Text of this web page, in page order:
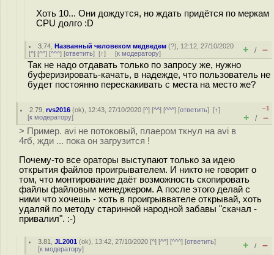
Хоть 10... Они дождутся, но ждать придётся по меркам
CPU долго :D
3.74 ,Названный человеком медведем (?), 12:12, 27/10/2020
[^] [^^] [^^^] [ответить] [↑] [к модератору] + / –
Так не надо отдавать только по запросу же, нужно
буферизировать-качать, в надежде, что пользователь не
будет постоянно перескакивать с места на место же?
2.79 ,rvs2016 (ok), 12:43, 27/10/2020 [^] [^^] [^^^] [ответить][↑]
[к модератору]
–1
+ / –
> Пример. avi не потоковый, плаером ткнул на avi в
4гб, жди ... пока он загрузится !
Почему-то все ораторы выступают только за идею
открытия файлов проигрывателем. И никто не говорит о
том, что монтирование даёт возможность скопировать
файлы файловым менеджером. А после этого делай с
ними что хочешь - хоть в проигрыввателе открывай, хоть
удаляй по методу старинной народной забавы "скачал -
привалил". :-)
3.81 ,JL2001 (ok), 13:42, 27/10/2020 [^] [^^] [^^^] [ответить]
[к модератору] + / –